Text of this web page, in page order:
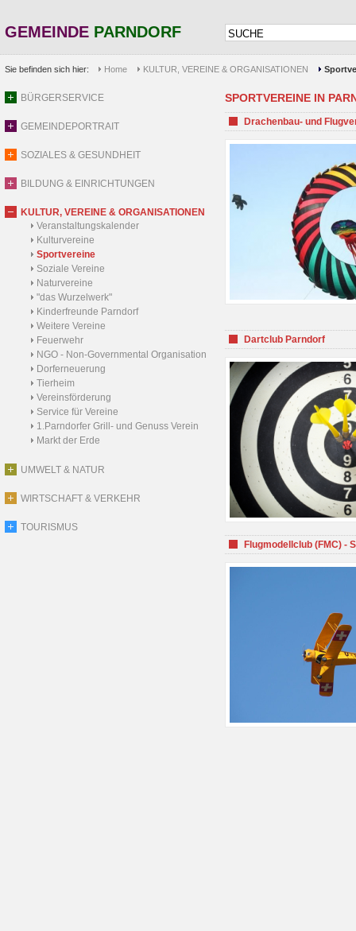
GEMEINDE PARNDORF
Sie befinden sich hier: Home KULTUR, VEREINE & ORGANISATIONEN
BÜRGERSERVICE
GEMEINDEPORTRAIT
SOZIALES & GESUNDHEIT
BILDUNG & EINRICHTUNGEN
KULTUR, VEREINE & ORGANISATIONEN
Veranstaltungskalender
Kulturvereine
Sportvereine
Soziale Vereine
Naturvereine
"das Wurzelwerk"
Kinderfreunde Parndorf
Weitere Vereine
Feuerwehr
NGO - Non-Governmental Organisation
Dorferneuerung
Tierheim
Vereinsförderung
Service für Vereine
1.Parndorfer Grill- und Genuss Verein
Markt der Erde
UMWELT & NATUR
WIRTSCHAFT & VERKEHR
TOURISMUS
SPORTVEREINE IN
Drachenbau- und
Dartclub Parndorf
Flugmodellclub (FMC) -